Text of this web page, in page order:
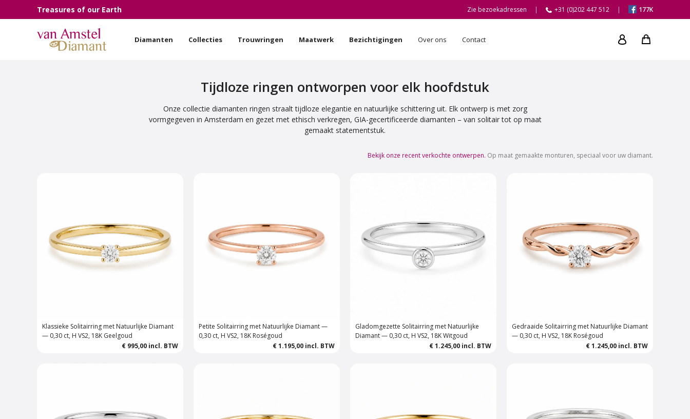
Treasures of our Earth Zie bezoekadressen +31 (0)202 447 512 177K
Diamanten Collecties Trouwringen Maatwerk Bezichtigingen Over ons Contact
Tijdloze ringen ontworpen voor elk hoofdstuk
Onze collectie diamanten ringen straalt tijdloze elegantie en natuurlijke schittering uit. Elk ontwerp is met zorg
vormgegeven in Amsterdam en gezet met ethisch verkregen, GIA-gecertificeerde diamanten – van solitair tot op maat
gemaakt statementstuk.
Bekijk onze recent verkochte ontwerpen. Op maat gemaakte monturen, speciaal voor uw diamant.
Klassieke Solitairring met Natuurlijke Diamant
— 0,30 ct, H VS2, 18K Geelgoud
€ 995,00 incl. BTW
Petite Solitairring met Natuurlijke Diamant —
0,30 ct, H VS2, 18K Roségoud
€ 1.195,00 incl. BTW
Gladomgezette Solitairring met Natuurlijke
Diamant — 0,30 ct, H VS2, 18K Witgoud
€ 1.245,00 incl. BTW
Gedraaide Solitairring met Natuurlijke Diamant
— 0,30 ct, H VS2, 18K Roségoud
€ 1.245,00 incl. BTW